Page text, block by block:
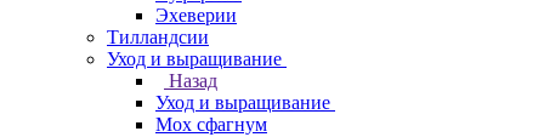
Эхеверии
Тилландсии
Уход и выращивание
Назад
Уход и выращивание
Мох сфагнум